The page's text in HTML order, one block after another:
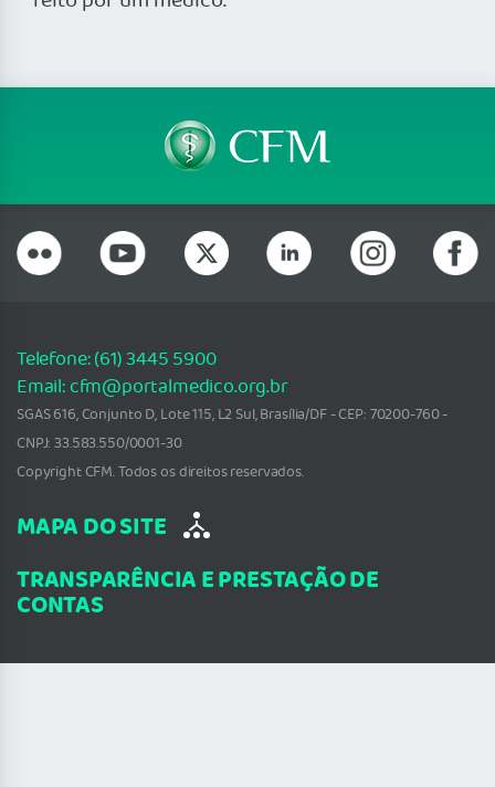
Telefone: (61) 3445 5900
Email: cfm@portalmedico.org.br
SGAS 616, Conjunto D, Lote 115, L2 Sul, Brasília/DF - CEP: 70200-760 -
CNPJ: 33.583.550/0001-30
Copyright CFM. Todos os direitos reservados.
MAPA DO SITE
TRANSPARÊNCIA E PRESTAÇÃO DE
CONTAS